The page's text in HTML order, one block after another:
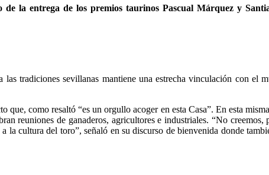
de la entrega de los premios taurinos Pascual Márquez y
tradiciones sevillanas mantiene una estrecha vinculación con el
como resaltó “es un orgullo acoger en esta Casa”. En esta
reuniones de ganaderos, agricultores e industriales. “No
la cultura del toro”, señaló en su discurso de bienvenida donde